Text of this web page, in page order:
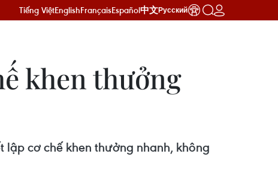
Tiếng ViệtEnglishFrançaisEspañol中文Русский
khen thưởng
cơ chế khen thưởng nhanh, không